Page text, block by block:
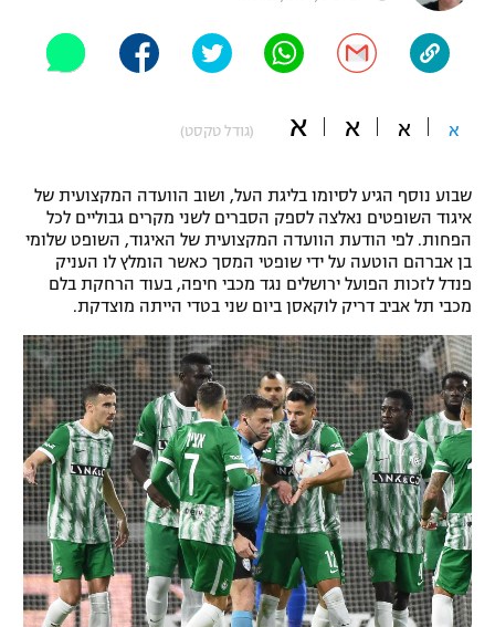
"מחצית בשכונה" – פודקאסט
תקנון עבור פעילות אלקטרה
תקנון עבור פעילות ספורט 1 – "מרלן"
גיימינג E-Sports
תנאי שימוש
מדיניות פרטיות
תקנון פעילות ספורט 1
רשיון להקרנה פומבית לבית עסק
הצטרפות לחבילת הערוצים
אופניים
פוטבול אמריקאי NFL
בייסבול MLB
ספורט אתגרי ואקסטרים
אומנויות לחימה
גיימינג E-Sports
א א א א (גודל טקסט)
שבוע נוסף הגיע לסיומו בליגת העל, ושוב הוועדה המקצועית של
איגוד השופטים נאלצה לספק הסברים לשני מקרים גבוליים לכל
הפחות. לפי הודעת הוועדה המקצועית של האיגוד, השופט שלומי
בן אברהם הוטעה על ידי שופטי המסך כאשר הומלץ לו העניק
פנדל לזכות הפועל ירושלים נגד מכבי חיפה, בעוד הרחקת בלם
מכבי תל אביב דריק לוקאסן ביום שני בטדי הייתה מוצדקת.